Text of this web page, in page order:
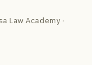
Law Academy ·